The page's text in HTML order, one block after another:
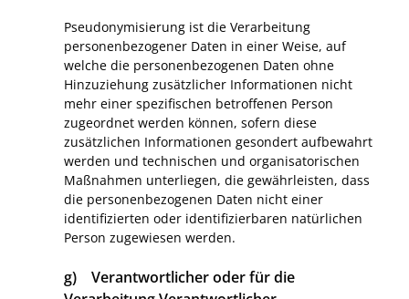
Pseudonymisierung ist die Verarbeitung
personenbezogener Daten in einer Weise, auf
welche die personenbezogenen Daten ohne
Hinzuziehung zusätzlicher Informationen nicht
mehr einer spezifischen betroffenen Person
zugeordnet werden können, sofern diese
zusätzlichen Informationen gesondert aufbewahrt
werden und technischen und organisatorischen
Maßnahmen unterliegen, die gewährleisten, dass
die personenbezogenen Daten nicht einer
identifizierten oder identifizierbaren natürlichen
Person zugewiesen werden.
g) Verantwortlicher oder für die